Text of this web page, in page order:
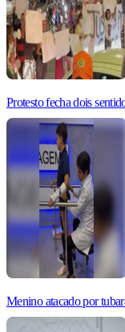
Protesto fecha dois
Menino atacado por